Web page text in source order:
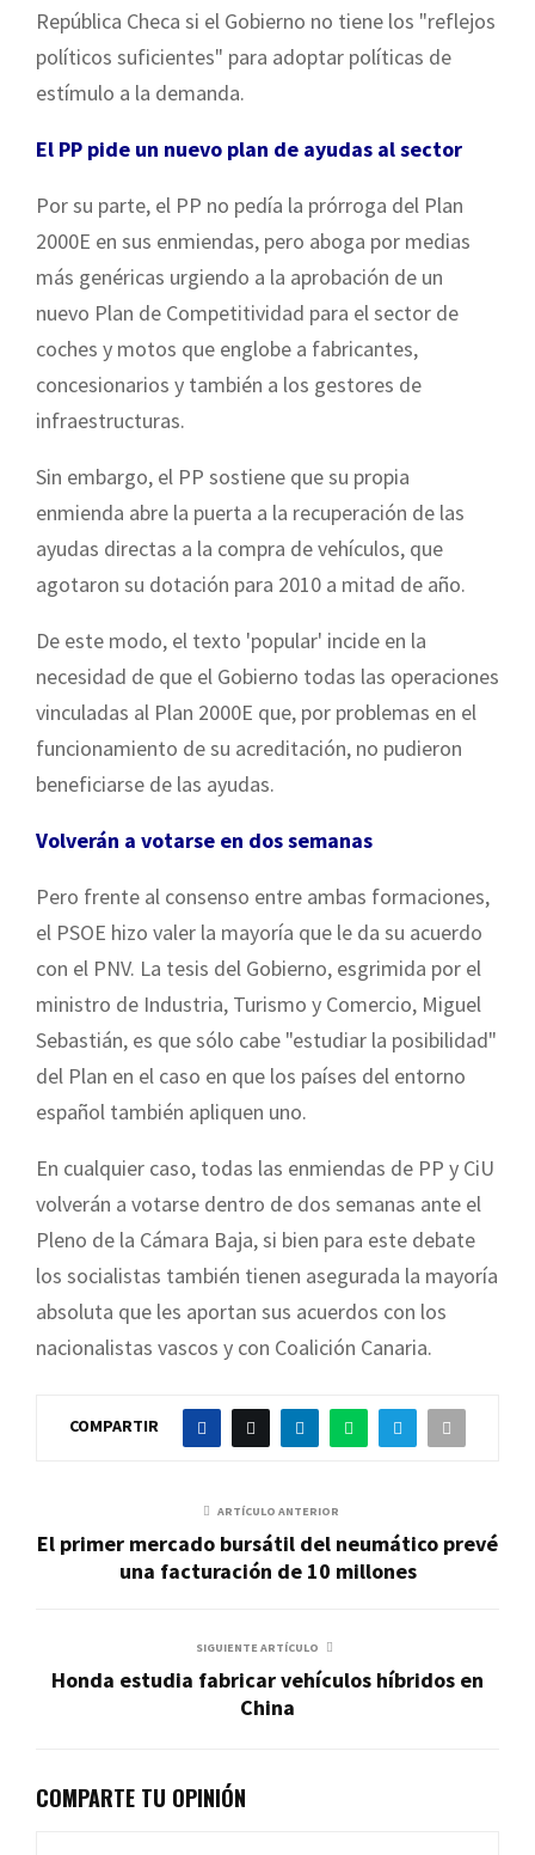
República Checa si el Gobierno no tiene los "reflejos
políticos suficientes" para adoptar políticas de
estímulo a la demanda.
El PP pide un nuevo plan de ayudas al sector
Por su parte, el PP no pedía la prórroga del Plan
2000E en sus enmiendas, pero aboga por medias
más genéricas urgiendo a la aprobación de un
nuevo Plan de Competitividad para el sector de
coches y motos que englobe a fabricantes,
concesionarios y también a los gestores de
infraestructuras.
Sin embargo, el PP sostiene que su propia
enmienda abre la puerta a la recuperación de las
ayudas directas a la compra de vehículos, que
agotaron su dotación para 2010 a mitad de año.
De este modo, el texto 'popular' incide en la
necesidad de que el Gobierno todas las operaciones
vinculadas al Plan 2000E que, por problemas en el
funcionamiento de su acreditación, no pudieron
beneficiarse de las ayudas.
Volverán a votarse en dos semanas
Pero frente al consenso entre ambas formaciones,
el PSOE hizo valer la mayoría que le da su acuerdo
con el PNV. La tesis del Gobierno, esgrimida por el
ministro de Industria, Turismo y Comercio, Miguel
Sebastián, es que sólo cabe "estudiar la posibilidad"
del Plan en el caso en que los países del entorno
español también apliquen uno.
En cualquier caso, todas las enmiendas de PP y CiU
volverán a votarse dentro de dos semanas ante el
Pleno de la Cámara Baja, si bien para este debate
los socialistas también tienen asegurada la mayoría
absoluta que les aportan sus acuerdos con los
nacionalistas vascos y con Coalición Canaria.
COMPARTIR
ARTÍCULO ANTERIOR
El primer mercado bursátil del neumático prevé
una facturación de 10 millones
SIGUIENTE ARTÍCULO
Honda estudia fabricar vehículos híbridos en
China
COMPARTE TU OPINIÓN